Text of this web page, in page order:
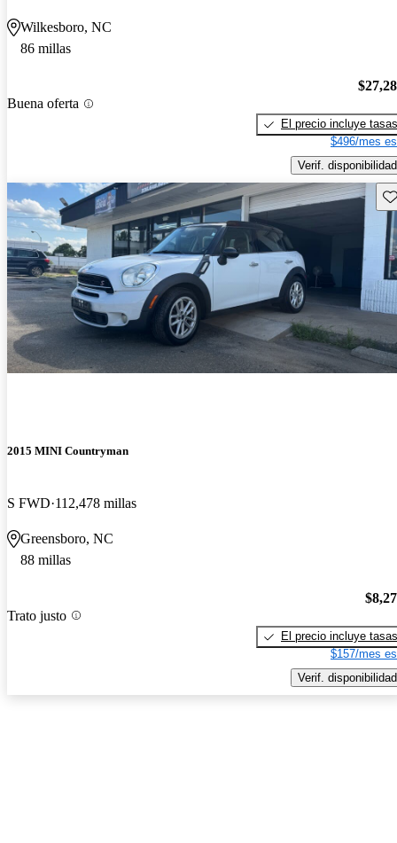
Wilkesboro, NC
86 millas
Buena oferta
El precio incluye tasas
$496/mes
Verif. disponibilidad
2015 MINI Countryman
S FWD 112,478 millas
Greensboro, NC
88 millas
Trato justo
El precio incluye tasas
$157/mes
Verif. disponibilidad